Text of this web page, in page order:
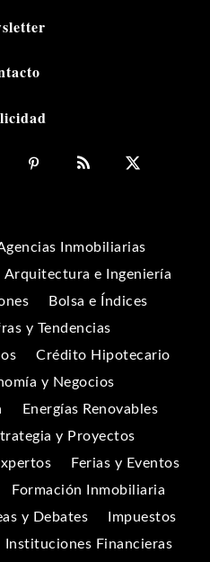
Inmobiliarias
Arquitectura e Ingeniería
Bolsa e Índices
y Tendencias
Crédito Hipotecario
y Negocios
Energías Renovables
y Proyectos
Ferias y Eventos
Formación Inmobiliaria
y Debates
Impuestos
Instituciones Financieras